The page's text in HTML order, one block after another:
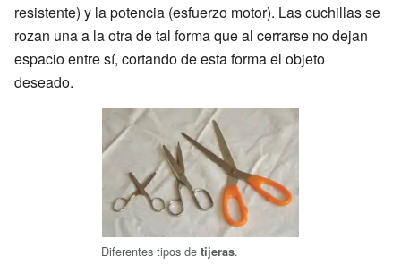
resistente) y la potencia (esfuerzo motor). Las cuchillas se
rozan una a la otra de tal forma que al cerrarse no dejan
espacio entre sí, cortando de esta forma el objeto
deseado.
Diferentes tipos de tijeras.